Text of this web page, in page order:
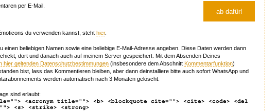
per E-Mail.
du verwenden kannst, steht hier.
beliebigen Namen sowie eine beliebige E-Mail-Adresse angeben. Diese Daten werden dann
dort und danach auch auf meinem Server gespeichert. Mit dem Absenden Deines
hier geltenden Datenschutzbestimmungen (insbesondere dem Abschnitt Kommentarfunktion)
bist, lass das Kommentieren bleiben, aber dann deinstalliere bitte auch sofort WhatsApp und
werden automatisch nach 3 Monaten gelöscht.
sind erlaubt:
<acronym title=""> <b> <blockquote cite=""> <cite> <code> <del
<s> <strike> <strong>